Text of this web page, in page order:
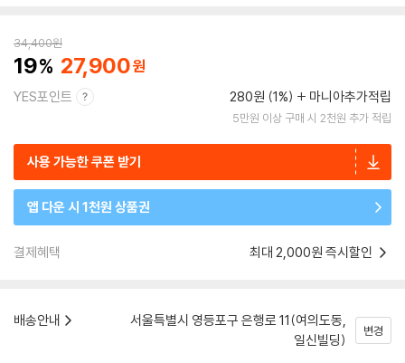
34,400원
19 27,900
YES포인트 280원 (1%) 마니아추가적립
5만원 이상 구매 시 2천원 추가 적립
사용 가능한 쿠폰 받기
앱 다운 시 1천원 상품권
결제혜택 최대 2,000원 즉시할인
배송안내
서울특별시 영등포구 은행로 11(여의도동,
일신빌딩)
변경